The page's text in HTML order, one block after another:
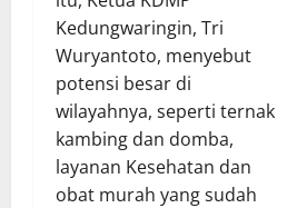
Kedungwaringin, Tri
Wuryantoto, menyebut
potensi besar di
wilayahnya, seperti ternak
kambing dan domba,
layanan Kesehatan dan
obat murah yang sudah